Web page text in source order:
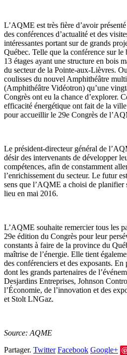
L’AQME est très fière d’avoir
des conférences d’actualité et des
intéressantes portant sur de grands
Québec. Telle que la conférence sur
13 étages ayant une structure en bois
du secteur de la Pointe-aux-Lièvres.
coulisses du nouvel Amphithéâtre
(Amphithéâtre Vidéotron) qu’une
Congrès ont eu la chance d’explorer.
efficacité énergétique ont fait de la
pour accueillir le 29e Congrès de
Le président-directeur général de
désir des intervenants de développer
compétences, afin de constamment
l’enrichissement du secteur. Le futur
sens que l’AQME a choisi de planifier
lieu en mai 2016.
L’AQME souhaite remercier tous les
29e édition du Congrès pour leur
constants à faire de la province du
maîtrise de l’énergie. Elle tient
des conférenciers et des exposants. En
dont les grands partenaires de
Desjardins Entreprises, Johnson
l’Économie, de l’innovation et des
et Stolt LNGaz.
Source: AQME
Partager. Twitter Facebook Google+